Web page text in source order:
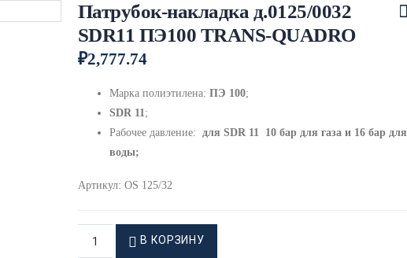
Патрубок-накладка д.0125/0032
SDR11 ПЭ100 TRANS-QUADRO
₽2,777.74
Марка полиэтилена: ПЭ 100;
SDR 11;
Рабочее давление: для SDR 11 10 бар для газа и 16 бар для
воды;
Артикул: OS 125/32
В КОРЗИНУ